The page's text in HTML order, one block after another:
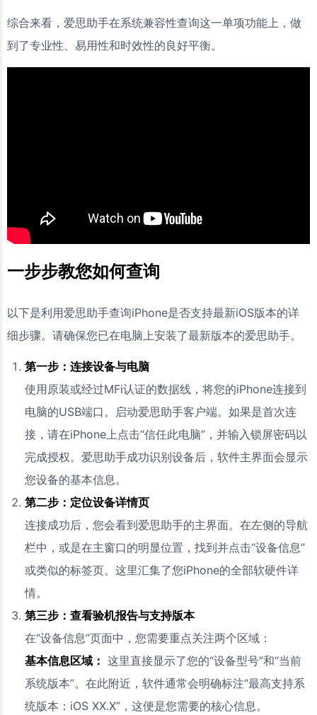
综合来看，爱思助手在系统兼容性查询这一单项功能上，做
到了专业性、易用性和时效性的良好平衡。
一步步教您如何查询
以下是利用爱思助手查询iPhone是否支持最新iOS版本的详
细步骤。请确保您已在电脑上安装了最新版本的爱思助手。
第一步：连接设备与电脑
使用原装或经过MFi认证的数据线，将您的iPhone连接到
电脑的USB端口。启动爱思助手客户端。如果是首次连
接，请在iPhone上点击“信任此电脑”，并输入锁屏密码以
完成授权。爱思助手成功识别设备后，软件主界面会显示
您设备的基本信息。
第二步：定位设备详情页
连接成功后，您会看到爱思助手的主界面。在左侧的导航
栏中，或是在主窗口的明显位置，找到并点击“设备信息”
或类似的标签页。这里汇集了您iPhone的全部软硬件详
情。
第三步：查看验机报告与支持版本
在“设备信息”页面中，您需要重点关注两个区域：
基本信息区域： 这里直接显示了您的“设备型号”和“当前
系统版本”。在此附近，软件通常会明确标注“最高支持系
统版本：iOS XX.X”，这便是您需要的核心信息。